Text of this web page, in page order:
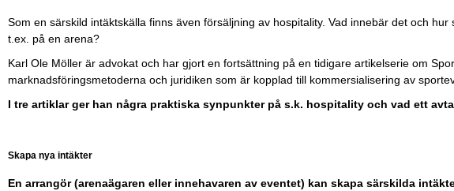
Som en särskild intäktskälla finns även försäljning av hospitality. Vad innebär det och hur
t.ex. på en arena?
Karl Ole Möller är advokat och har gjort en fortsättning på en tidigare artikelserie om
marknadsföringsmetoderna och juridiken som är kopplad till kommersialisering av
I tre artiklar ger han några praktiska synpunkter på s.k. hospitality och vad ett
Skapa nya intäkter
En arrangör (arenaägaren eller innehavaren av eventet) kan skapa särskilda